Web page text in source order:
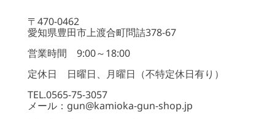
〒470-0462
愛知県豊田市上渡合町問詰378-67
営業時間 9:00～18:00
定休日 日曜日、月曜日（不特定休日有り）
TEL.0565-75-3057
メール：gun@kamioka-gun-shop.jp